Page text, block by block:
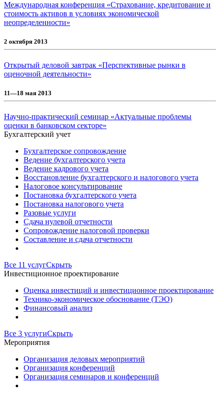
Международная конференция «Страхование, кредитование и
стоимость активов в условиях экономической
неопределенности»
2 октября 2013
Открытый деловой завтрак «Перспективные рынки в
оценочной деятельности»
11—18 мая 2013
Научно-практический семинар «Актуальные проблемы
оценки в банковском секторе»
Бухгалтерский учет
Бухгалтерское сопровождение
Ведение бухгалтерского учета
Ведение кадрового учета
Восстановление бухгалтерского и налогового учета
Налоговое консультирование
Постановка бухгалтерского учета
Постановка налогового учета
Разовые услуги
Сдача нулевой отчетности
Сопровождение налоговой проверки
Составление и сдача отчетности
Все 11 услугСкрыть
Инвестиционное проектирование
Оценка инвестиций и инвестиционное проектирование
Технико-экономическое обоснование (ТЭО)
Финансовый анализ
Все 3 услугиСкрыть
Мероприятия
Организация деловых мероприятий
Организация конференций
Организация семинаров и конференций